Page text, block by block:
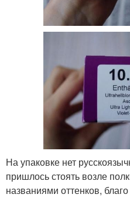
На упаковке нет
пришлось стоять возле
названиями оттенков,